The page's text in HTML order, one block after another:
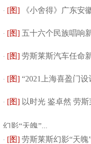
· [图] 《小舍得》广东安
温暖现实主义...
· [图] 五十六个民族唱响
——第三届（...
· [图] 劳斯莱斯汽车任命
总监 —— 安...
· [图] “2021上海喜盈门设
术季”暨“重...
· [图] 以时光 鉴卓然 劳斯
幻影“天魄”...
· [图] 劳斯莱斯幻影“天魄